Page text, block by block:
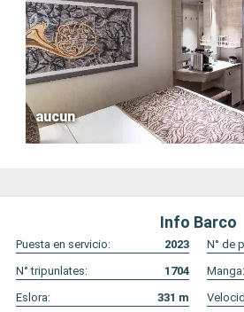
aucun
Info Barco
Puesta en servicio: 2023 N° de
N° tripunlates:
1704 Manga:
Eslora:
331 m